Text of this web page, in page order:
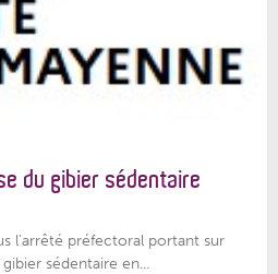
du gibier sédentaire
l'arrêté préfectoral portant sur
sédentaire en...